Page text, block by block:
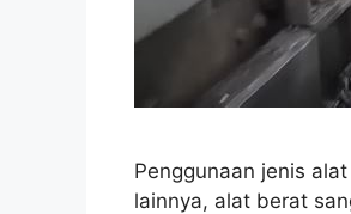
Penggunaan jenis
lainnya, alat berat